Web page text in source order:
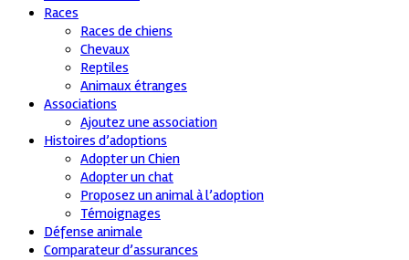
Races
Races de chiens
Chevaux
Reptiles
Animaux étranges
Associations
Ajoutez une association
Histoires d’adoptions
Adopter un Chien
Adopter un chat
Proposez un animal à l’adoption
Témoignages
Défense animale
Comparateur d’assurances